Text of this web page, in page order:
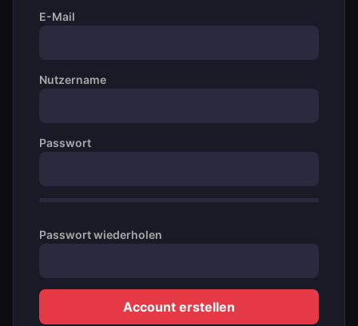
E-Mail
Nutzername
Passwort
Passwort wiederholen
Account erstellen